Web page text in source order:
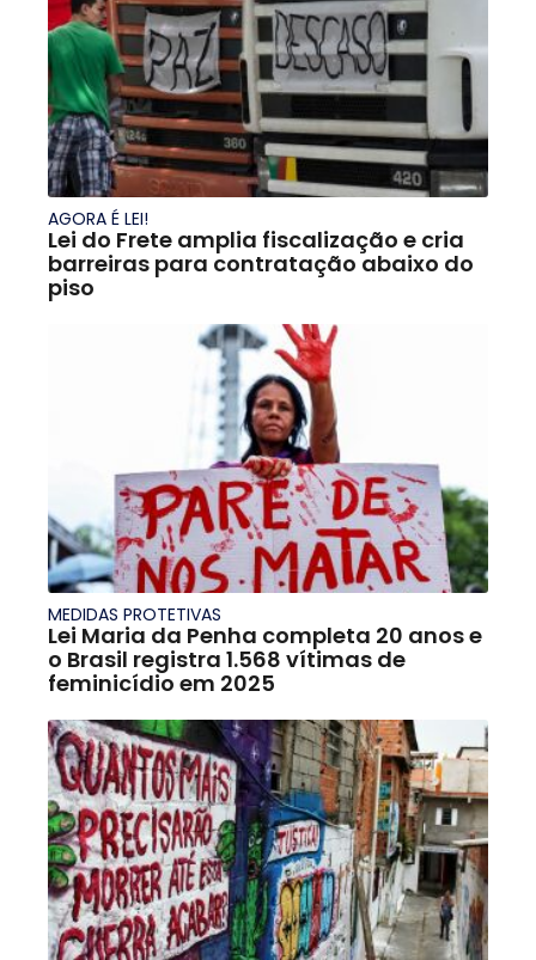
AGORA É LEI!
Lei do Frete amplia fiscalização e cria
barreiras para contratação abaixo do
piso
MEDIDAS PROTETIVAS
Lei Maria da Penha completa 20 anos e
o Brasil registra 1.568 vítimas de
feminicídio em 2025